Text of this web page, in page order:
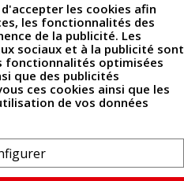
les cookies afin
les fonctionnalités des
de la publicité. Les
sociaux et à la publicité sont
fonctionnalités optimisées
que des publicités
ces cookies ainsi que les
de vos données